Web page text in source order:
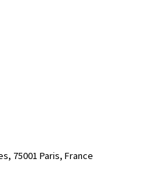
75001 Paris, France